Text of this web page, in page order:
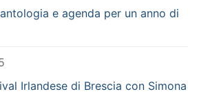
e agenda per un anno di
Irlandese di Brescia con Simona